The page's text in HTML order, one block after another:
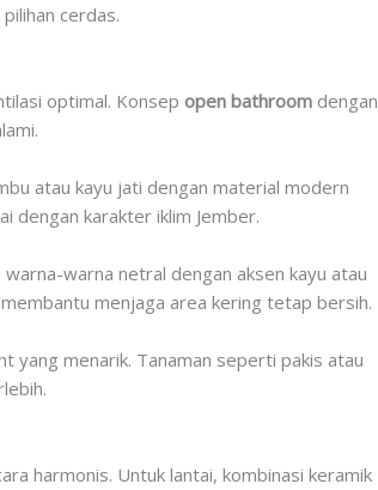
cerdas.
optimal. Konsepopen bathroom dengan
atau kayu jati dengan material modern
dengan karakter iklim Jember.
warna netral dengan aksen kayu atau
menjaga area kering tetap bersih.
yang menarik. Tanaman seperti pakis atau
harmonis. Untuk lantai, kombinasi keramik